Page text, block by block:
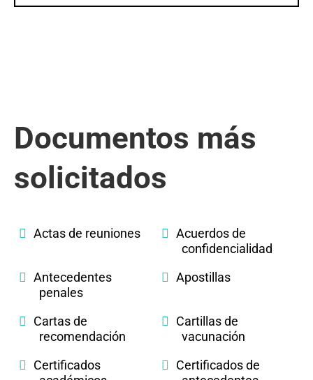
Documentos más
solicitados
Actas de reuniones
Acuerdos de
confidencialidad
Antecedentes
penales
Apostillas
Cartas de
recomendación
Cartillas de
vacunación
Certificados
Certificados de